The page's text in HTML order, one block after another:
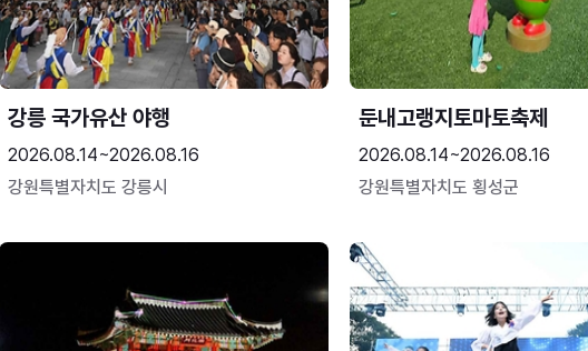
강릉 국가유산 야행
2026.08.14~2026.08.16
강원특별자치도 강릉시
둔내고랭지토마토축제
2026.08.14~2026.08.16
강원특별자치도 횡성군